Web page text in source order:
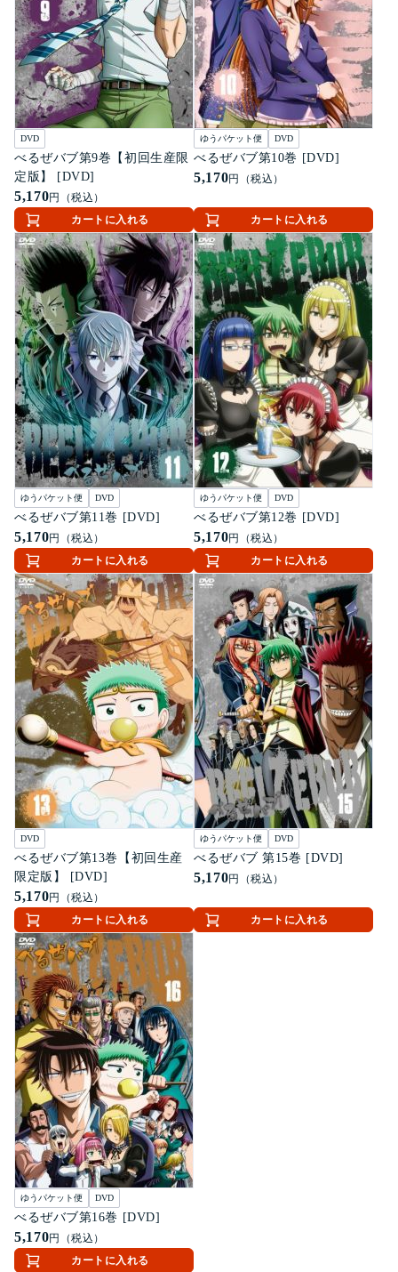
DVD
べるぜバブ第9巻【初回生産限
定版】 [DVD]
5,170円（税込）
カートに入れる
ゆうパケット便 DVD
べるぜバブ第10巻 [DVD]
5,170円（税込）
カートに入れる
ゆうパケット便 DVD
べるぜバブ第11巻 [DVD]
5,170円（税込）
カートに入れる
ゆうパケット便 DVD
べるぜバブ第12巻 [DVD]
5,170円（税込）
カートに入れる
DVD
べるぜバブ第13巻【初回生産
限定版】 [DVD]
5,170円（税込）
カートに入れる
ゆうパケット便 DVD
べるぜバブ 第15巻 [DVD]
5,170円（税込）
カートに入れる
ゆうパケット便 DVD
べるぜバブ第16巻 [DVD]
5,170円（税込）
カートに入れる